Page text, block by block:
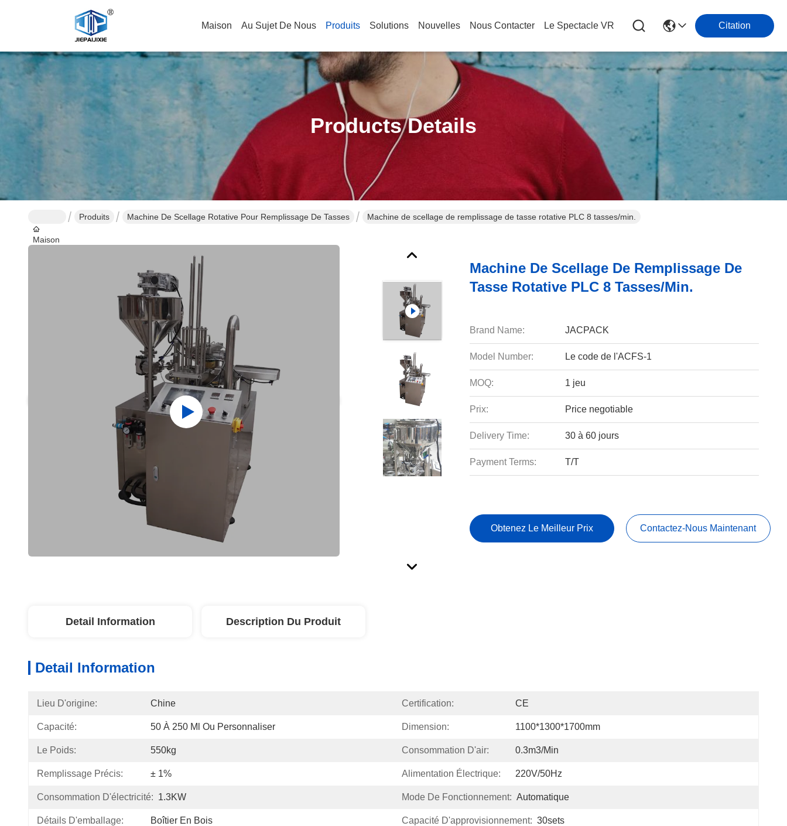
Maison Au Sujet De Nous Produits Solutions Nouvelles Nous Contacter Le Spectacle VR Citation
Products Details
Maison
Produits Machine De Scellage Rotative Pour Remplissage De Tasses Machine de scellage de remplissage de tasse rotative PLC 8 tasses/min.
Machine De Scellage De Remplissage De
Tasse Rotative PLC 8 Tasses/min.
Brand Name: JACPACK
Model Number: Le code de l'ACFS-1
MOQ: 1 jeu
Prix: Price negotiable
Delivery Time: 30 à 60 jours
Payment Terms: T/T
Obtenez Le Meilleur Prix Contactez-Nous Maintenant
Detail Information Description Du Produit
Detail Information
Lieu D'origine: Chine Certification: CE
Capacité: 50 À 250 Ml Ou Personnaliser Dimension: 1100*1300*1700mm
Le Poids: 550kg Consommation D'air: 0.3m3/min
Remplissage Précis: ± 1% Alimentation Électrique: 220V/50Hz
Consommation D'électricité: 1.3KW Mode De Fonctionnement: Automatique
Détails D'emballage: Boîtier En Bois Capacité D'approvisionnement: 30sets